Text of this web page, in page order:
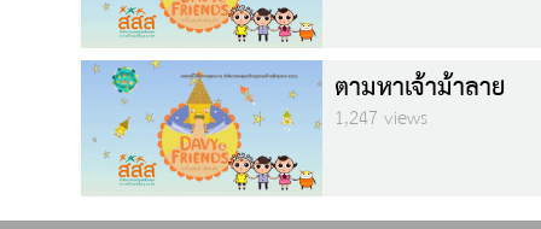
ตามหาเจ้าม้าลาย
1,247 views